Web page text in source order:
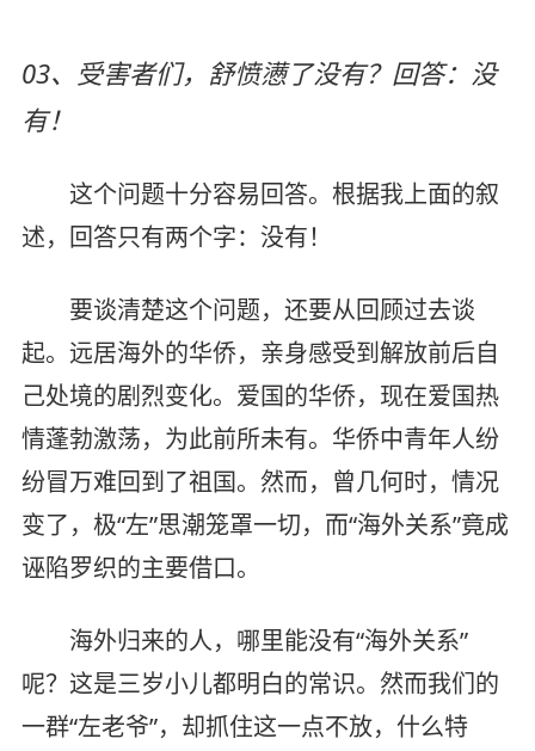
03、受害者们，舒愤懑了没有？回答：没
有！
这个问题十分容易回答。根据我上面的叙
述，回答只有两个字：没有！
要谈清楚这个问题，还要从回顾过去谈
起。远居海外的华侨，亲身感受到解放前后自
己处境的剧烈变化。爱国的华侨，现在爱国热
情蓬勃激荡，为此前所未有。华侨中青年人纷
纷冒万难回到了祖国。然而，曾几何时，情况
变了，极“左”思潮笼罩一切，而“海外关系”竟成
诬陷罗织的主要借口。
海外归来的人，哪里能没有“海外关系”
呢？这是三岁小儿都明白的常识。然而我们的
一群“左老爷”，却抓住这一点不放，什么特